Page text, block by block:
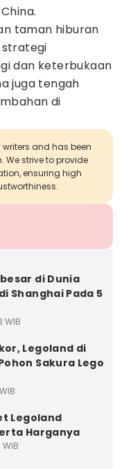
taman hiburan
strategi
dan keterbukaan
juga tengah
di
and has been
We strive to provide
ensuring high
di Dunia
Shanghai Pada 5
WIB
Legoland di
Sakura Lego
Legoland
Harganya
WIB